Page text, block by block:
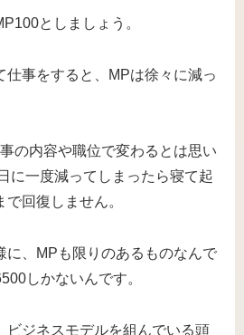
としましょう。
仕事をすると、MPは徐々に減っ
の内容や職位で変わるとは思い
に一度減ってしまったら寝て起
回復しません。
に、MPも限りのあるものなんで
しかないんです。
ビジネスモデルを組んでいる頭